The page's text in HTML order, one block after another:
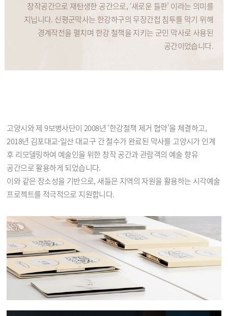
창작공간으로 재탄생한 공간으로, ‘새로운 들판’ 이라는 의미를
지닙니다. 신평군막사는 한강하구의 무장간첩 침투를 막기 위해
경계작전을 펼치며 한강 철책을 지키는 군인 막사로 사용된
공간이었습니다.
고양시와 제 9보병사단이 2008년 ‘한강철책 제거 협약’을 체결하고,
2018년 김포대교-일산 대교구 간 철수가 완료된 막사를 고양시가 인계
후 리모델링하여 예술인을 위한 창작 공간과 관람객의 예술 향유
공간으로 활용하게 되었습니다.
이와 같은 장소성을 기반으로, 새들은 지역의 자원을 활용하는 시각예술
프로젝트를 적극적으로 지원합니다.